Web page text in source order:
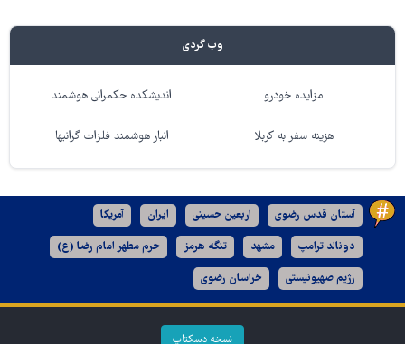
وب گردی
مزایده خودرو اندیشکده حکمرانی هوشمند
هزینه سفر به کربلا انبار هوشمند فلزات گرانبها
آستان قدس رضوی اربعین حسینی ایران آمریکا
دونالد ترامپ مشهد تنگه هرمز حرم مطهر امام رضا (ع)
رژیم صهیونیستی خراسان رضوی
نسخه دسکتاپ